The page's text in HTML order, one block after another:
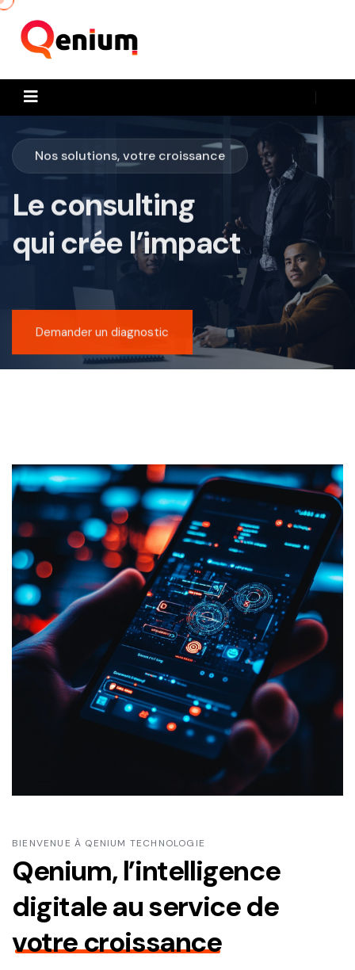
Nos solutions, votre croissance
Le consulting
qui crée l’impact
Demander un diagnostic
BIENVENUE À QENIUM TECHNOLOGIE
Qenium, l’intelligence
digitale au service de
votre croissance